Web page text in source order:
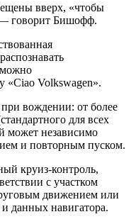
вверх, «чтобы
— говорит Бишофф.
можно
«Ciao Volkswagen».
вождении: от более
для всех
может независимо
и повторным пуском.
круиз-контроль,
с участком
движением или
данных навигатора.